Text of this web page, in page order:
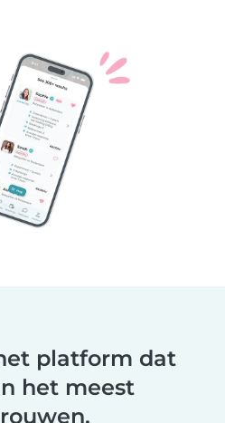
platform dat
het meest